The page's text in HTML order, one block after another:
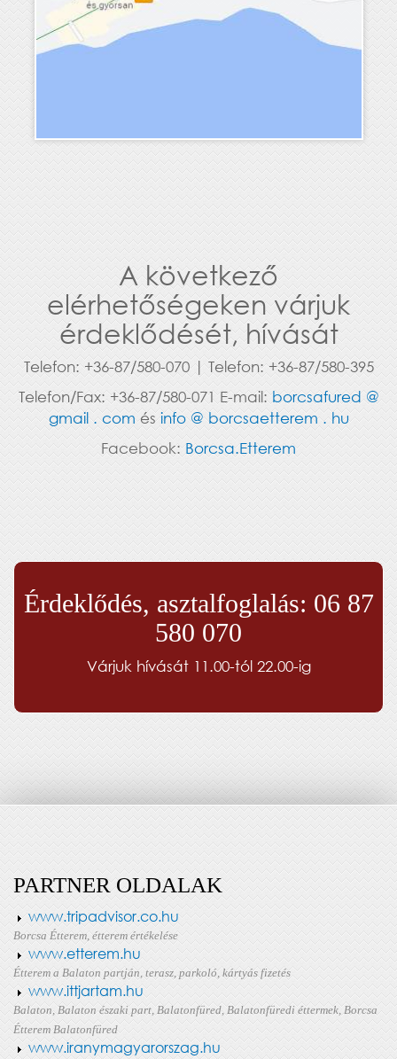
A következő
elérhetőségeken várjuk
érdeklődését, hívását
Telefon: +36-87/580-070 | Telefon: +36-87/580-395
Telefon/Fax: +36-87/580-071 E-mail:borcsafured @
gmail . comésinfo @ borcsaetterem . hu
Facebook:Borcsa.Etterem
Érdeklődés, asztalfoglalás: 06 87
580 070
Várjuk hívását 11.00-tól 22.00-ig
PARTNER OLDALAK
www.tripadvisor.co.hu
Borcsa Étterem, étterem értékelése
www.etterem.hu
Étterem a Balaton partján, terasz, parkoló, kártyás fizetés
www.ittjartam.hu
Balaton, Balaton északi part, Balatonfüred, Balatonfüredi éttermek, Borcsa
Étterem Balatonfüred
www.iranymagyarorszag.hu